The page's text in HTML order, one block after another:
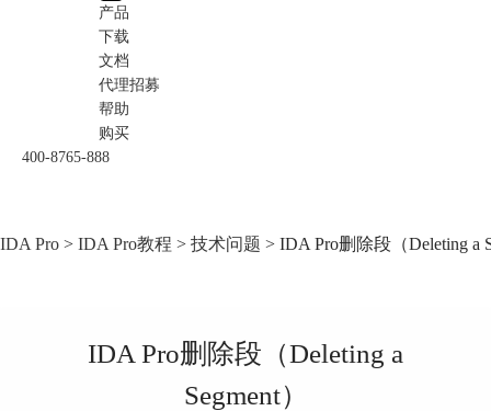
产品
下载
文档
代理招募
帮助
购买
400-8765-888
IDA Pro > IDA Pro教程 > 技术问题 > IDA Pro删除段（Deleting a
IDA Pro删除段（Deleting a
Segment）